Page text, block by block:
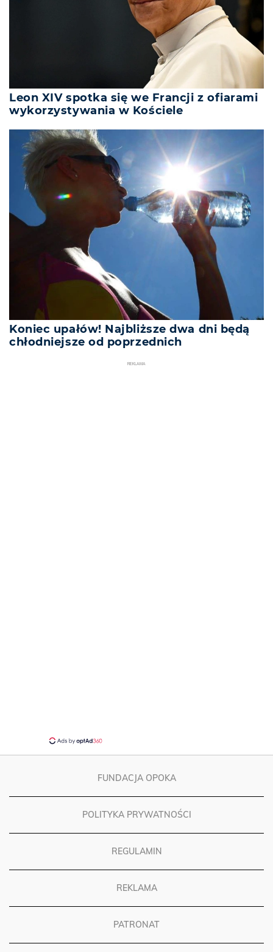
Leon XIV spotka się we Francji z ofiarami
wykorzystywania w Kościele
Koniec upałów! Najbliższe dwa dni będą
chłodniejsze od poprzednich
REKLAMA
FUNDACJA OPOKA
POLITYKA PRYWATNOŚCI
REGULAMIN
REKLAMA
PATRONAT